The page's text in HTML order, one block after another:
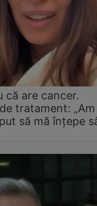
că are cancer.
tratament:
să mă înțepe